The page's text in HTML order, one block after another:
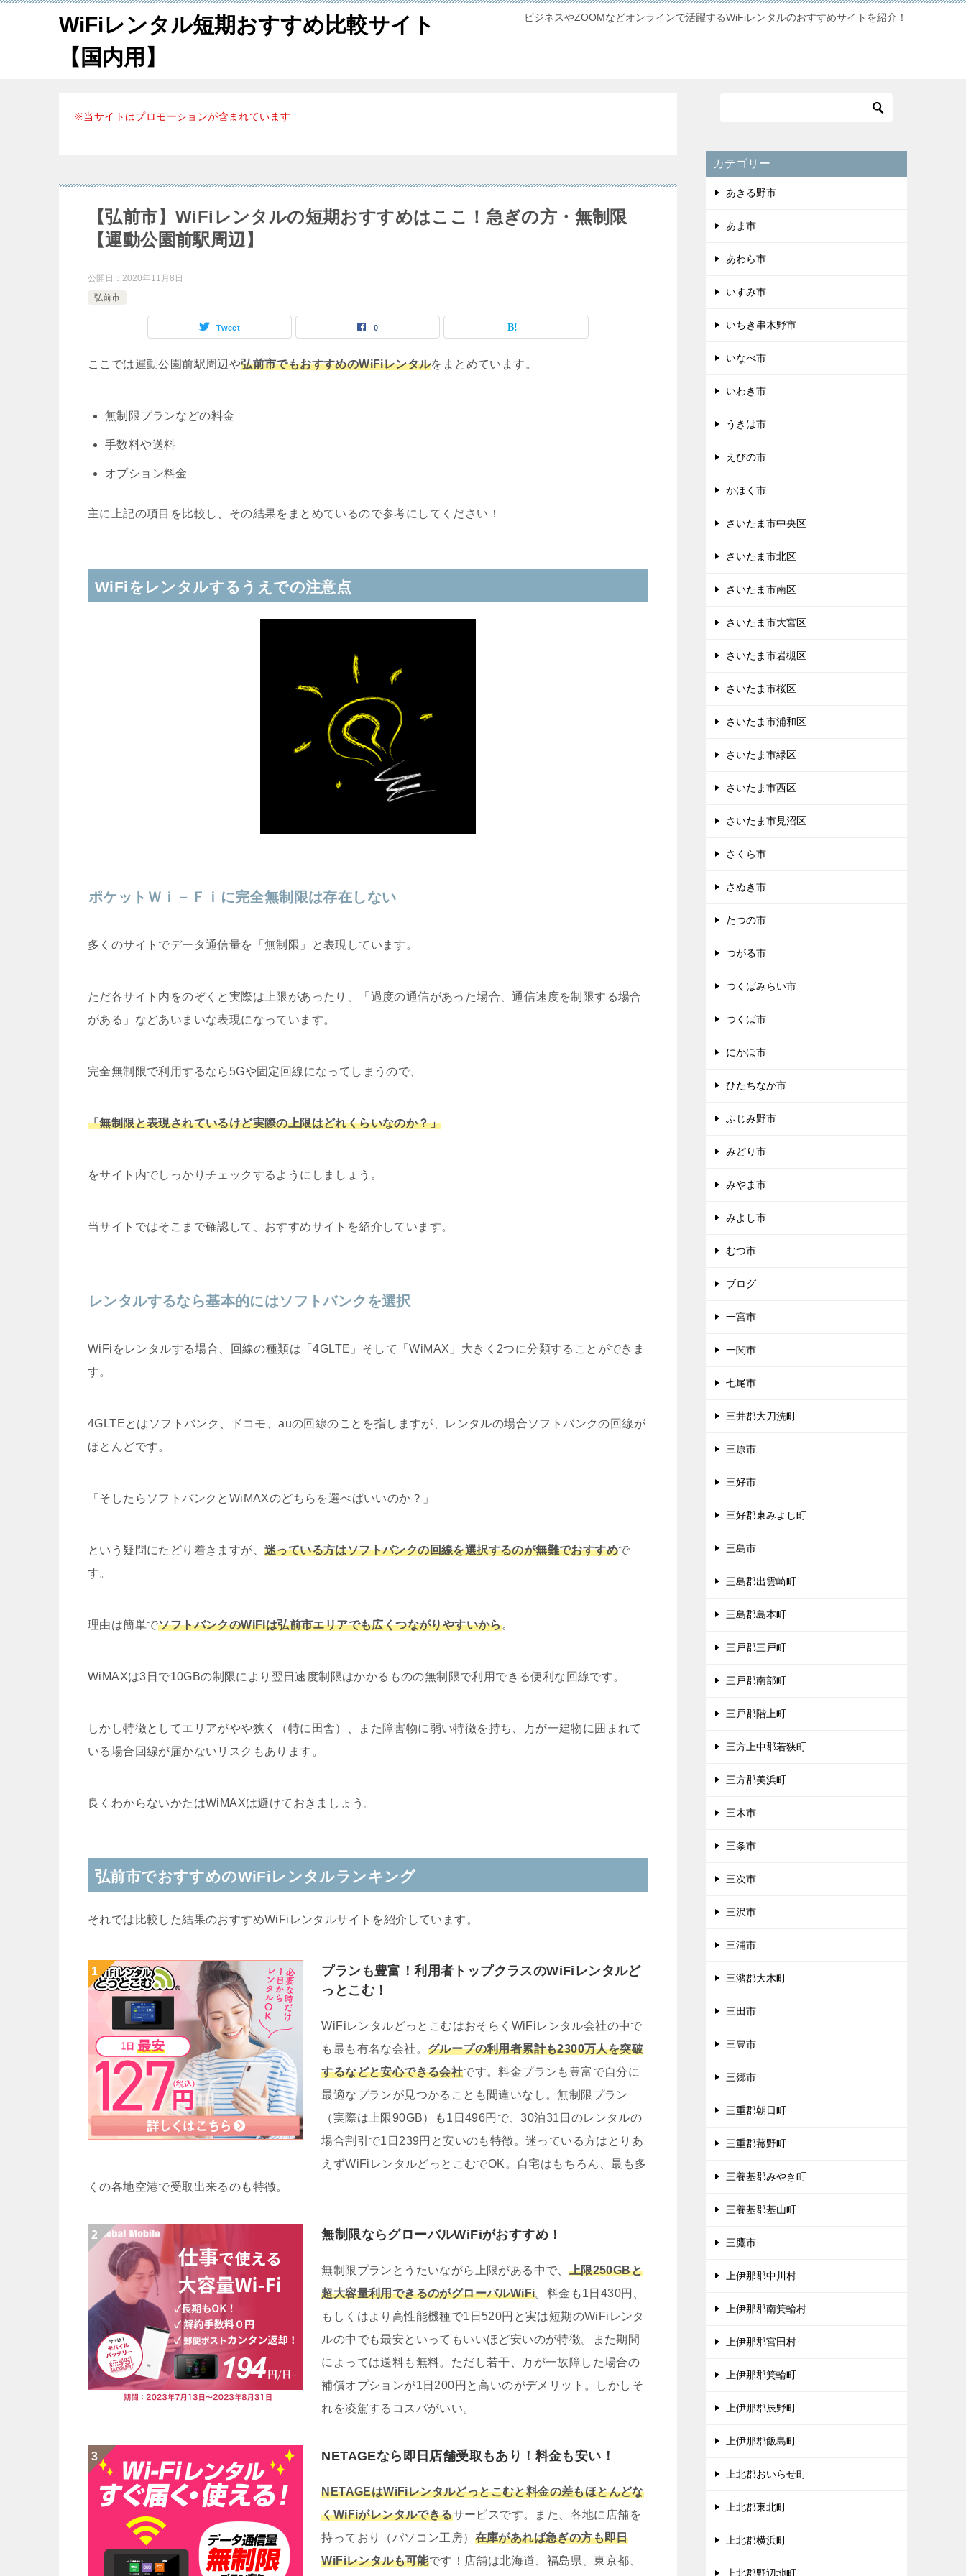
WiFiレンタル短期おすすめ比較サイト
【国内用】
ビジネスやZOOMなどオンラインで活躍するWiFiレンタルのおすすめサイトを紹介！
※当サイトはプロモーションが含まれています
【弘前市】WiFiレンタルの短期おすすめはここ！急ぎの方・無制限
【運動公園前駅周辺】
公開日： 2020年11月8日
弘前市
Tweet 0
ここでは運動公園前駅周辺や弘前市でもおすすめのWiFiレンタルをまとめています。
無制限プランなどの料金
手数料や送料
オプション料金
主に上記の項目を比較し、その結果をまとめているので参考にしてください！
WiFiをレンタルするうえでの注意点
ポケットＷｉ－Ｆｉに完全無制限は存在しない
多くのサイトでデータ通信量を「無制限」と表現しています。
ただ各サイト内をのぞくと実際は上限があったり、「過度の通信があった場合、通信速度を制限する場合
がある」などあいまいな表現になっています。
完全無制限で利用するなら5Gや固定回線になってしまうので、
「無制限と表現されているけど実際の上限はどれくらいなのか？」
をサイト内でしっかりチェックするようにしましょう。
当サイトではそこまで確認して、おすすめサイトを紹介しています。
レンタルするなら基本的にはソフトバンクを選択
WiFiをレンタルする場合、回線の種類は「4GLTE」そして「WiMAX」大きく2つに分類することができま
す。
4GLTEとはソフトバンク、ドコモ、auの回線のことを指しますが、レンタルの場合ソフトバンクの回線が
ほとんどです。
「そしたらソフトバンクとWiMAXのどちらを選べばいいのか？」
という疑問にたどり着きますが、 迷っている方はソフトバンクの回線を選択するのが無難でおすすめで
す。
理由は簡単でソフトバンクのWiFiは弘前市エリアでも広くつながりやすいから。
WiMAXは3日で10GBの制限により翌日速度制限はかかるものの無制限で利用できる便利な回線です。
しかし特徴としてエリアがやや狭く（特に田舎）、また障害物に弱い特徴を持ち、万が一建物に囲まれて
いる場合回線が届かないリスクもあります。
良くわからないかたはWiMAXは避けておきましょう。
弘前市でおすすめのWiFiレンタルランキング
それでは比較した結果のおすすめWiFiレンタルサイトを紹介しています。
プランも豊富！利用者トップクラスのWiFiレンタルど
っとこむ！
WiFiレンタルどっとこむはおそらくWiFiレンタル会社の中で
も最も有名な会社。グループの利用者累計も2300万人を突破
するなどと安心できる会社です。料金プランも豊富で自分に
最適なプランが見つかることも間違いなし。無制限プラン
（実際は上限90GB）も1日496円で、30泊31日のレンタルの
場合割引で1日239円と安いのも特徴。迷っている方はとりあ
えずWiFiレンタルどっとこむでOK。自宅はもちろん、最も多
くの各地空港で受取出来るのも特徴。
無制限ならグローバルWiFiがおすすめ！
無制限プランとうたいながら上限がある中で、 上限250GBと
超大容量利用できるのがグローバルWiFi。料金も1日430円、
もしくはより高性能機種で1日520円と実は短期のWiFiレンタ
ルの中でも最安といってもいいほど安いのが特徴。また期間
によっては送料も無料。ただし若干、万が一故障した場合の
補償オプションが1日200円と高いのがデメリット。しかしそ
れを凌駕するコスパがいい。
NETAGEなら即日店舗受取もあり！料金も安い！
NETAGEはWiFiレンタルどっとこむと料金の差もほとんどな
くWiFiがレンタルできるサービスです。また、各地に店舗を
持っており（パソコン工房） 在庫があれば急ぎの方も即日
WiFiレンタルも可能です！店舗は北海道、福島県、東京都、
カテゴリー
あきる野市
あま市
あわら市
いすみ市
いちき串木野市
いなべ市
いわき市
うきは市
えびの市
かほく市
さいたま市中央区
さいたま市北区
さいたま市南区
さいたま市大宮区
さいたま市岩槻区
さいたま市桜区
さいたま市浦和区
さいたま市緑区
さいたま市西区
さいたま市見沼区
さくら市
さぬき市
たつの市
つがる市
つくばみらい市
つくば市
にかほ市
ひたちなか市
ふじみ野市
みどり市
みやま市
みよし市
むつ市
ブログ
一宮市
一関市
七尾市
三井郡大刀洗町
三原市
三好市
三好郡東みよし町
三島市
三島郡出雲崎町
三島郡島本町
三戸郡三戸町
三戸郡南部町
三戸郡階上町
三方上中郡若狭町
三方郡美浜町
三木市
三条市
三次市
三沢市
三浦市
三潴郡大木町
三田市
三豊市
三郷市
三重郡朝日町
三重郡菰野町
三養基郡みやき町
三養基郡基山町
三鷹市
上伊那郡中川村
上伊那郡南箕輪村
上伊那郡宮田村
上伊那郡箕輪町
上伊那郡辰野町
上伊那郡飯島町
上北郡おいらせ町
上北郡東北町
上北郡横浜町
上北郡野辺地町